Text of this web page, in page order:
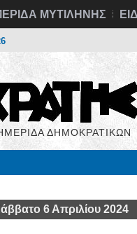
ΜΥΤΙΛΗΝΗΣ
ΔΗΜΟΚΡΑΤΙΚΩΝ
6 Απριλίου 2024